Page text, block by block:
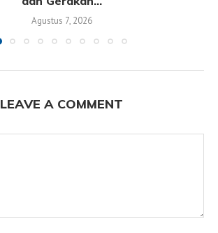
Agustus 7, 2026
LEAVE A COMMENT